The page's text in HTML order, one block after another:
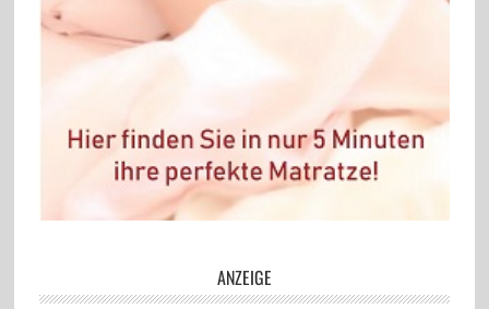
ANZEIGE